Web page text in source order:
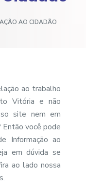
AO CIDADÃO
ao trabalho
Vitória e não
site nem em
Então você pode
Informação ao
em dúvida se
ao lado nossa